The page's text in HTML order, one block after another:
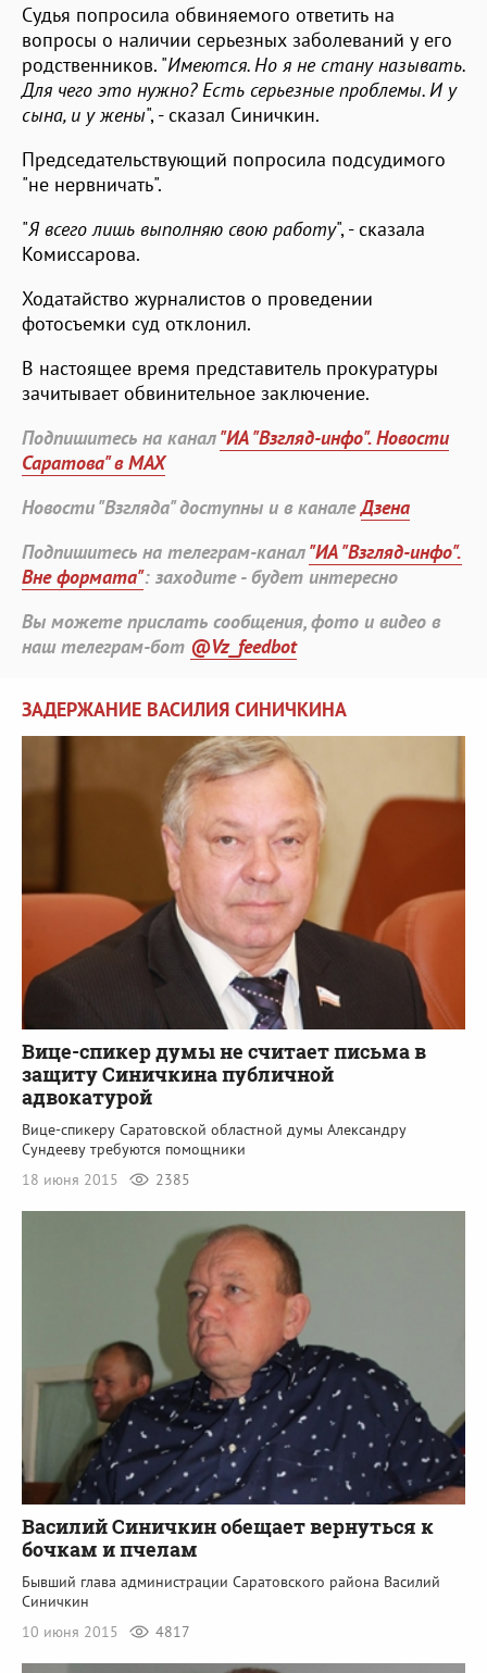
Судья попросила обвиняемого ответить на
вопросы о наличии серьезных заболеваний у его
родственников. "Имеются. Но я не стану называть.
Для чего это нужно? Есть серьезные проблемы. И у
сына, и у жены", - сказал Синичкин.
Председательствующий попросила подсудимого
"не нервничать".
"Я всего лишь выполняю свою работу", - сказала
Комиссарова.
Ходатайство журналистов о проведении
фотосъемки суд отклонил.
В настоящее время представитель прокуратуры
зачитывает обвинительное заключение.
Подпишитесь на канал"ИА "Взгляд-инфо". Новости
Саратова" в MAX
Новости "Взгляда" доступны и в каналеДзена
Подпишитесь на телеграм-канал"ИА "Взгляд-инфо".
Вне формата": заходите - будет интересно
Вы можете прислать сообщения, фото и видео в
наш телеграм-бот @Vz_feedbot
ЗАДЕРЖАНИЕ ВАСИЛИЯ СИНИЧКИНА
Вице-спикер думы не считает письма в
защиту Синичкина публичной
адвокатурой
Вице-спикеру Саратовской областной думы Александру
Сундееву требуются помощники
18 июня 2015
2385
Василий Синичкин обещает вернуться к
бочкам и пчелам
Бывший глава администрации Саратовского района Василий
Синичкин
10 июня 2015
4817